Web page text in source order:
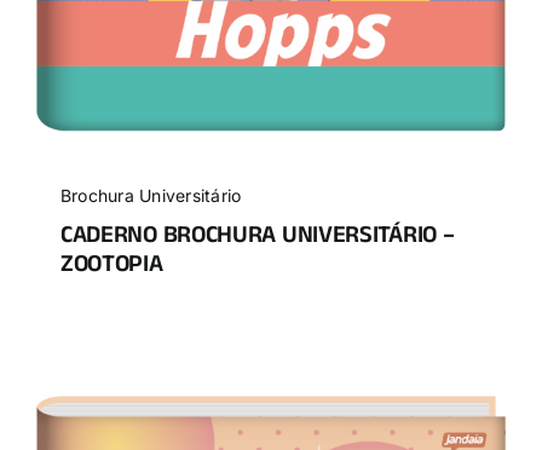
Brochura Universitário
CADERNO BROCHURA UNIVERSITÁRIO –
ZOOTOPIA